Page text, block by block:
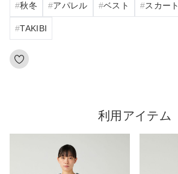
秋冬 アパレル ベスト スカート
TAKIBI
利用アイテム